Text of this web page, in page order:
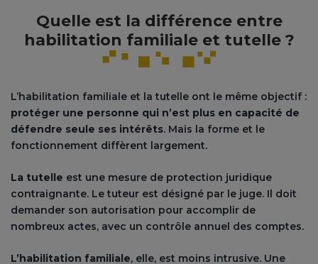
Quelle est la différence entre
habilitation familiale et tutelle ?
L’habilitation familiale et la tutelle ont le même objectif :
protéger une personne qui n’est plus en capacité de
défendre seule ses intérêts. Mais la forme et le
fonctionnement diffèrent largement.
La tutelle est une mesure de protection juridique
contraignante. Le tuteur est désigné par le juge. Il doit
demander son autorisation pour accomplir de
nombreux actes, avec un contrôle annuel des comptes.
L’habilitation familiale, elle, est moins intrusive. Une